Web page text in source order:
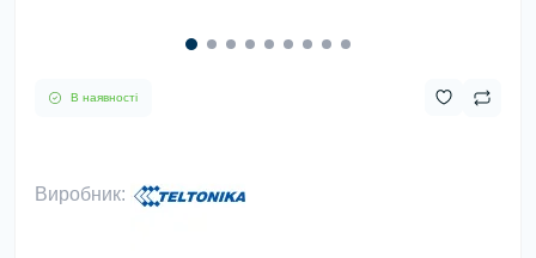
В наявності
Виробник: